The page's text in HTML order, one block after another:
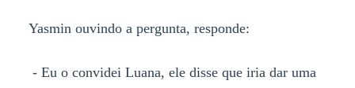
Yasmin ouvindo a pergunta, responde:
- Eu o convidei Luana, ele disse que iria dar uma